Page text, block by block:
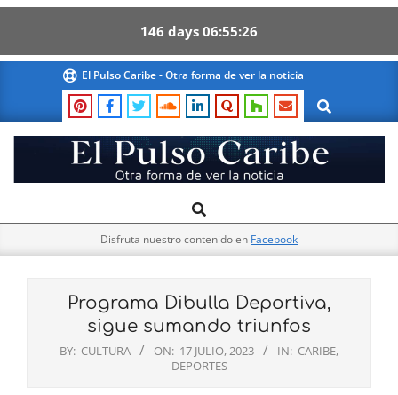
146 days 06 55 25
content
El Pulso Caribe - Otra forma de ver la noticia
Search
El
Pulso
Navigation
Search
Disfruta nuestro contenido en Facebook
Programa Dibulla Deportiva,
sigue sumando triunfos
BY: CULTURA ON: 17 JULIO, 2023 IN: CARIBE,
DEPORTES